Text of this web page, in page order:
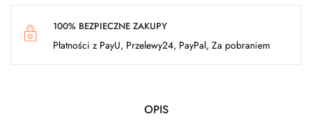
100% BEZPIECZNE ZAKUPY
Płatności z PayU, Przelewy24, PayPal, Za pobraniem
OPIS